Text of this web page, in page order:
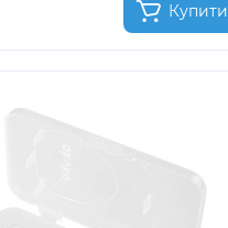
Купити